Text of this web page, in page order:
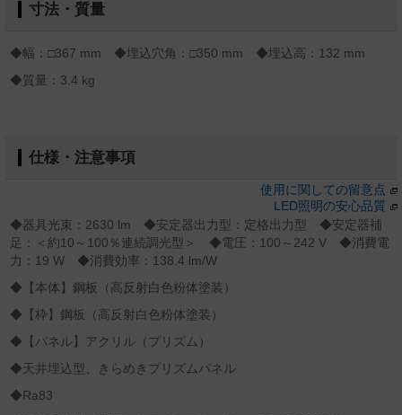
寸法・質量
◆幅：□367 mm ◆埋込穴角：□350 mm ◆埋込高：132 mm
◆質量：3.4 kg
仕様・注意事項
使用に関しての留意点
LED照明の安心品質
◆器具光束：2630 lm ◆安定器出力型：定格出力型 ◆安定器補
足：＜約10～100％連続調光型＞ ◆電圧：100～242 V ◆消費電
力：19 W ◆消費効率：138.4 lm/W
◆【本体】鋼板（高反射白色粉体塗装）
◆【枠】鋼板（高反射白色粉体塗装）
◆【パネル】アクリル（プリズム）
◆天井埋込型、きらめきプリズムパネル
◆Ra83